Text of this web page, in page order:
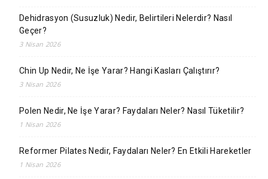
Dehidrasyon (Susuzluk) Nedir, Belirtileri Nelerdir? Nasıl
Geçer?
3 Nisan 2026
Chin Up Nedir, Ne İşe Yarar? Hangi Kasları Çalıştırır?
3 Nisan 2026
Polen Nedir, Ne İşe Yarar? Faydaları Neler? Nasıl Tüketilir?
1 Nisan 2026
Reformer Pilates Nedir, Faydaları Neler? En Etkili Hareketler
1 Nisan 2026